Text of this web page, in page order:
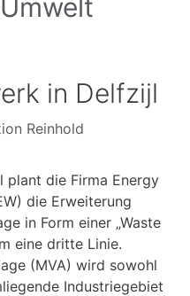
in Delfzijl
Reinhold
plant die Firma Energy
die Erweiterung
in Form einer „Waste
eine dritte Linie.
(MVA) wird sowohl
Industriegebiet